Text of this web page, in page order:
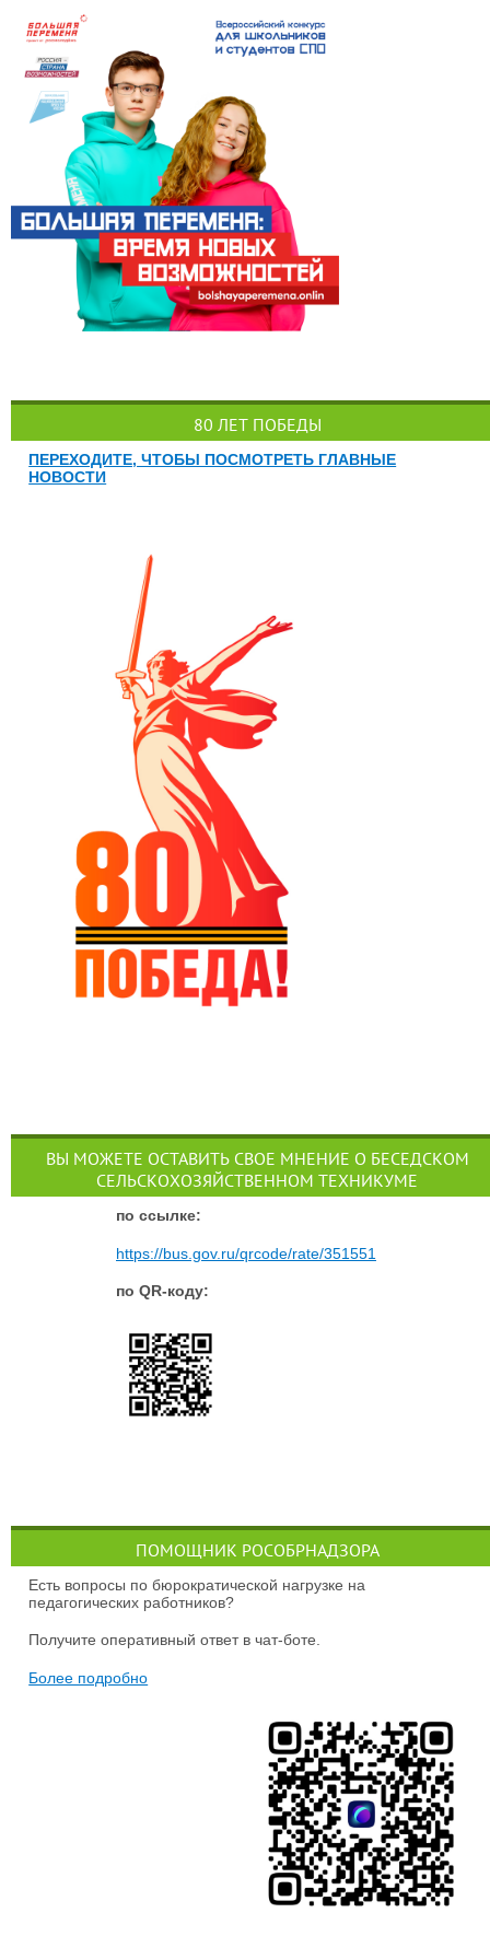
80 ЛЕТ ПОБЕДЫ
ПЕРЕХОДИТЕ, ЧТОБЫ ПОСМОТРЕТЬ ГЛАВНЫЕ
НОВОСТИ
ВЫ МОЖЕТЕ ОСТАВИТЬ СВОЕ МНЕНИЕ О БЕСЕДСКОМ
СЕЛЬСКОХОЗЯЙСТВЕННОМ ТЕХНИКУМЕ
по ссылке:
https://bus.gov.ru/qrcode/rate/351551
по QR-коду:
ПОМОЩНИК РОСОБРНАДЗОРА
Есть вопросы по бюрократической нагрузке на
педагогических работников?
Получите оперативный ответ в чат-боте.
Более подробно